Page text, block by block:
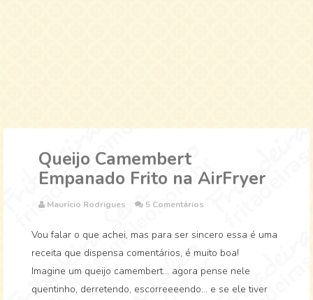
Queijo Camembert
Empanado Frito na AirFryer
Maurício Rodrigues 5 Comentários
Vou falar o que achei, mas para ser sincero essa é uma
receita que dispensa comentários, é muito boa!
Imagine um queijo camembert... agora pense nele
quentinho, derretendo, escorreeeendo... e se ele tiver